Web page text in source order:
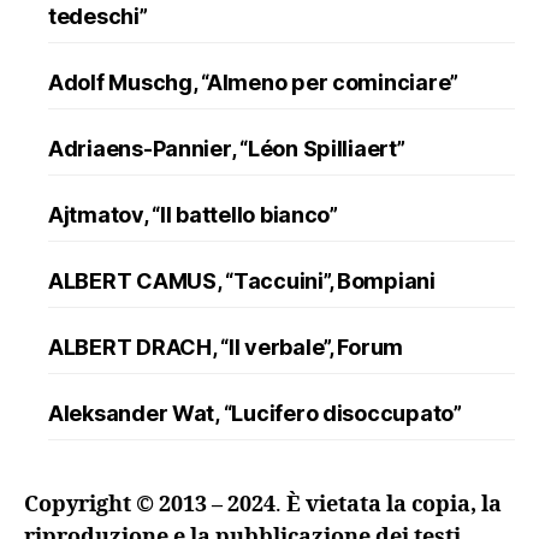
tedeschi”
Adolf Muschg, “Almeno per cominciare”
Adriaens-Pannier, “Léon Spilliaert”
Ajtmatov, “Il battello bianco”
ALBERT CAMUS, “Taccuini”, Bompiani
ALBERT DRACH, “Il verbale”, Forum
Aleksander Wat, “Lucifero disoccupato”
ranuncolo”, Oscar Mondadori
Copyright © 2013 – 2024. È vietata la copia, la